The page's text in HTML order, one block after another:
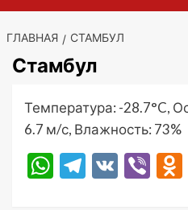
ГЛАВНАЯ СТАМБУЛ
Стамбул
Температура: -28.7°C,
6.7 м/с, Влажность: 73%
WhatsApp
Telegram
VK